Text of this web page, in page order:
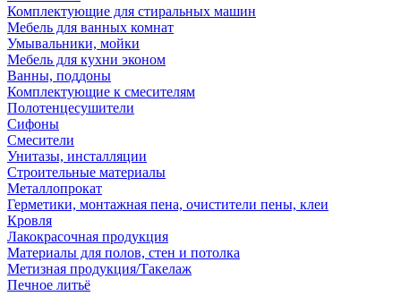
Комплектующие для стиральных машин
Мебель для ванных комнат
Умывальники, мойки
Мебель для кухни эконом
Ванны, поддоны
Комплектующие к смесителям
Полотенцесушители
Сифоны
Смесители
Унитазы, инсталляции
Строительные материалы
Металлопрокат
Герметики, монтажная пена, очистители пены, клеи
Кровля
Лакокрасочная продукция
Материалы для полов, стен и потолка
Метизная продукция/Такелаж
Печное литьё